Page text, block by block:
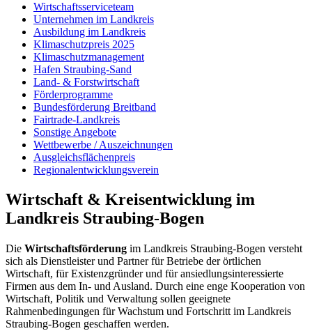
Wirtschaftsserviceteam
Unternehmen im Landkreis
Ausbildung im Landkreis
Klimaschutzpreis 2025
Klimaschutzmanagement
Hafen Straubing-Sand
Land- & Forstwirtschaft
Förderprogramme
Bundesförderung Breitband
Fairtrade-Landkreis
Sonstige Angebote
Wettbewerbe / Auszeichnungen
Ausgleichsflächenpreis
Regionalentwicklungsverein
Wirtschaft & Kreisentwicklung im
Landkreis Straubing-Bogen
Die Wirtschaftsförderung im Landkreis Straubing-Bogen versteht
sich als Dienstleister und Partner für Betriebe der örtlichen
Wirtschaft, für Existenzgründer und für ansiedlungsinteressierte
Firmen aus dem In- und Ausland. Durch eine enge Kooperation von
Wirtschaft, Politik und Verwaltung sollen geeignete
Rahmenbedingungen für Wachstum und Fortschritt im Landkreis
Straubing-Bogen geschaffen werden.